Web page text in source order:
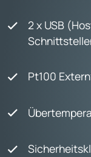
2 x USB
Pt100